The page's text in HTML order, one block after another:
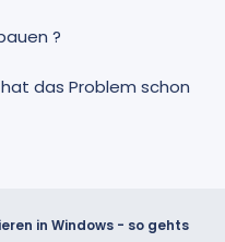
?
hat das Problem schon
in Windows - so gehts